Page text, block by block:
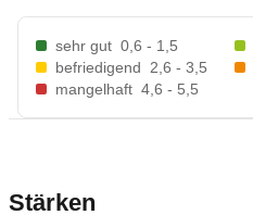
sehr gut 0,6 - 1,5
befriedigend
2,6 - 3,5
mangelhaft 4,6 - 5,5
Stärken